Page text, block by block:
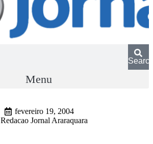
Menu
fevereiro 19, 2004
Redacao Jornal Araraquara